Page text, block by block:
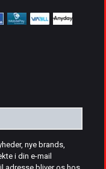
nye brands,
i din e-mail
adresse bliver os hos.